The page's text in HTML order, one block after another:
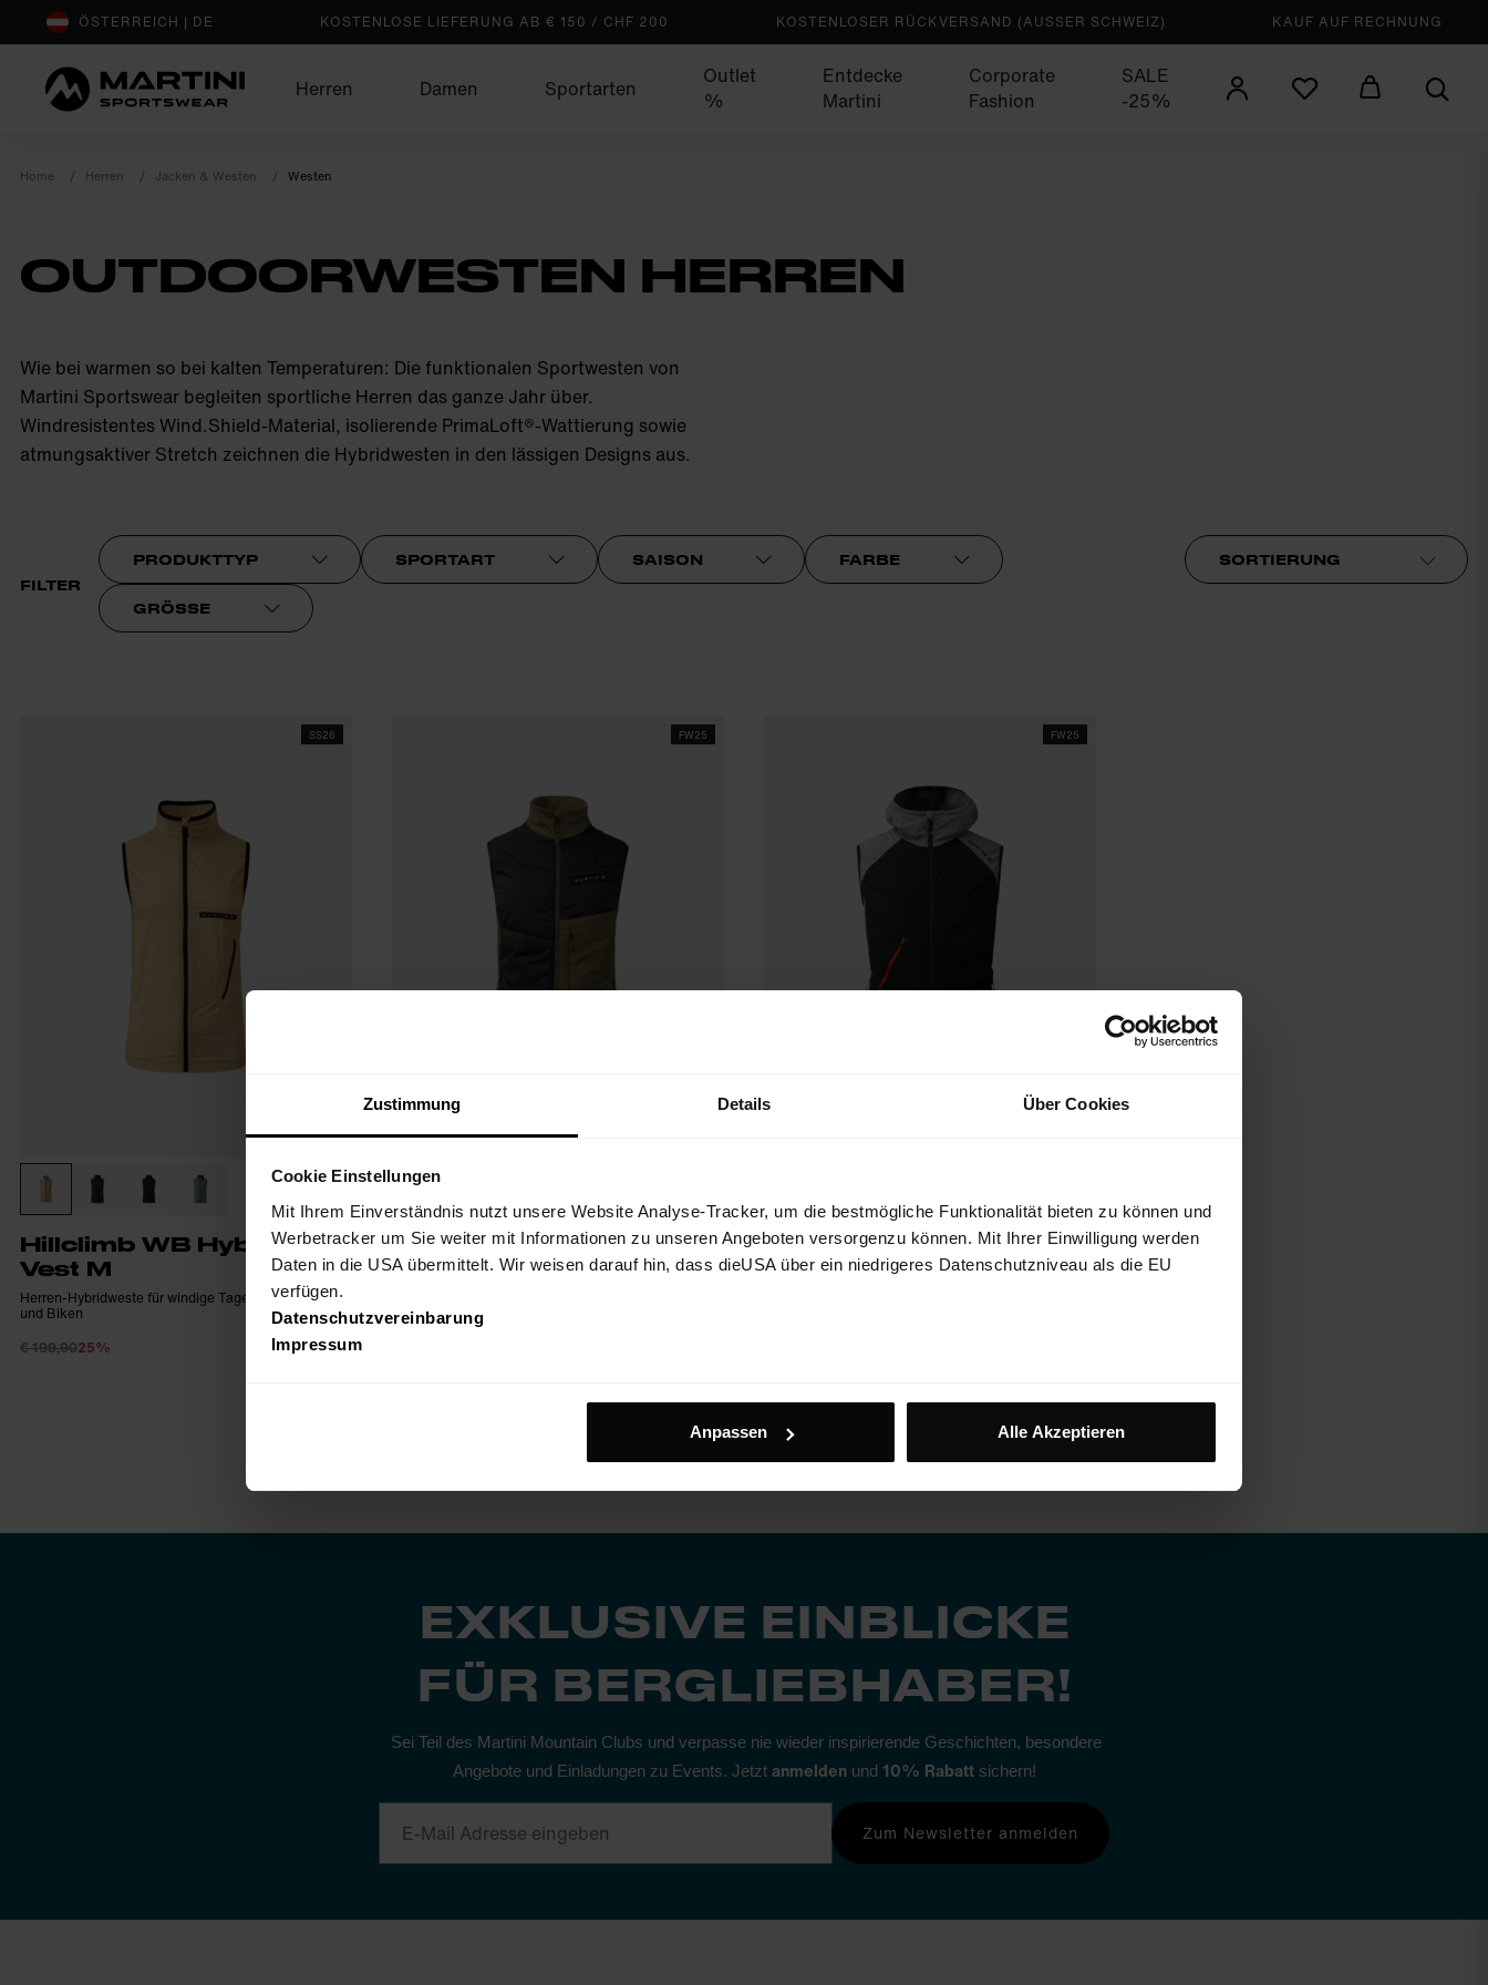
Zustimmung Details Über Cookies
Cookie Einstellungen
Mit Ihrem Einverständnis nutzt unsere Website Analyse-Tracker, um die bestmögliche Funktionalität bieten zu können und
Werbetracker um Sie weiter mit Informationen zu unseren Angeboten versorgenzu können. Mit Ihrer Einwilligung werden
Daten in die USA übermittelt. Wir weisen darauf hin, dass dieUSA über ein niedrigeres Datenschutzniveau als die EU
verfügen.
Datenschutzvereinbarung
Impressum
Anpassen Alle Akzeptieren
sr.Table Of ContentÖSTERREICH | DE KOSTENLOSE LIEFERUNG AB € 150 / CHF 200 KOSTENLOSER RÜCKVERSAND (AUSSER SCHWEIZ) KAUF AUF RECHNUNG
Herren Damen Sportarten
Outlet
%
Entdecke
Martini
Corporate
Fashion
SALE
-25%
Home Herren Jacken & Westen Westen
OUTDOORWESTEN HERREN
Wie bei warmen so bei kalten Temperaturen: Die funktionalen Sportwesten von
Martini Sportswear begleiten sportliche Herren das ganze Jahr über.
Windresistentes Wind.Shield-Material, isolierende PrimaLoft®-Wattierung sowie
atmungsaktiver Stretch zeichnen die Hybridwesten in den lässigen Designs aus.
FILTER
PRODUKTTYP SPORTART SAISON FARBE
GRÖSSE
Sortierung
SS26
Hillclimb WB Hybrid
Vest M
Herren-Hybridweste für windige Tage beim Running
und Biken
€ 199,9025% € 149,93
FW25
Yalca Hybrid Vest
Primaloft®M
Wattierung und elastischem Stretchmaterial
FW25
Wildtrack Hybrid Vest
Primaloft® Active M
EXKLUSIVE EINBLICKE
FÜR BERGLIEBHABER!
Sei Teil des Martini Mountain Clubs und verpasse nie wieder inspirierende Geschichten, besondere
Angebote und Einladungen zu Events. Jetzt anmeldenund 10% Rabatt sichern!
Zum Newsletter anmelden